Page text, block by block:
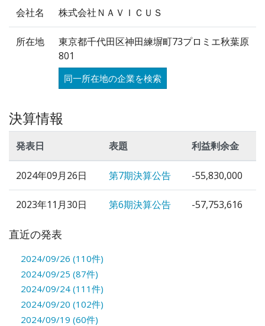
会社名 株式会社ＮＡＶＩＣＵＳ
所在地
東京都千代田区神田練塀町73プロミエ秋葉原
801
同一所在地の企業を検索
決算情報
発表日 表題 利益剰余金
2024年09月26日 第7期決算公告 -55,830,000
2023年11月30日 第6期決算公告 -57,753,616
直近の発表
2024/09/26 (110件)
2024/09/25 (87件)
2024/09/24 (111件)
2024/09/20 (102件)
2024/09/19 (60件)